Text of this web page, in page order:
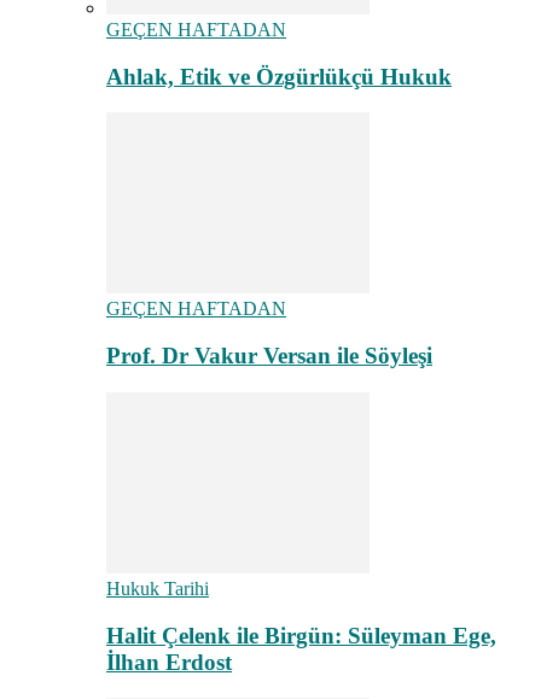
GEÇEN HAFTADAN
Ahlak, Etik ve Özgürlükçü Hukuk
GEÇEN HAFTADAN
Prof. Dr Vakur Versan ile Söyleşi
Hukuk Tarihi
Halit Çelenk ile Birgün: Süleyman Ege,
İlhan Erdost